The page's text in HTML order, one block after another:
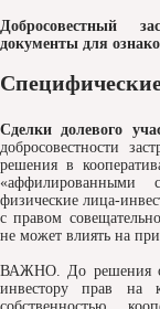
Добросовестный
документы для
Сделки долевого
добросовестности
решения в
физические лица-
с правом
не может влиять на
ВАЖНО. До решения
инвестору прав на